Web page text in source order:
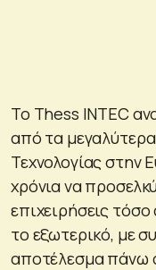
Το Thess INTEC
από τα μεγαλύτερα
Τεχνολογίας στην
χρόνια να
επιχειρήσεις
το εξωτερικό, με
αποτέλεσμα πάνω